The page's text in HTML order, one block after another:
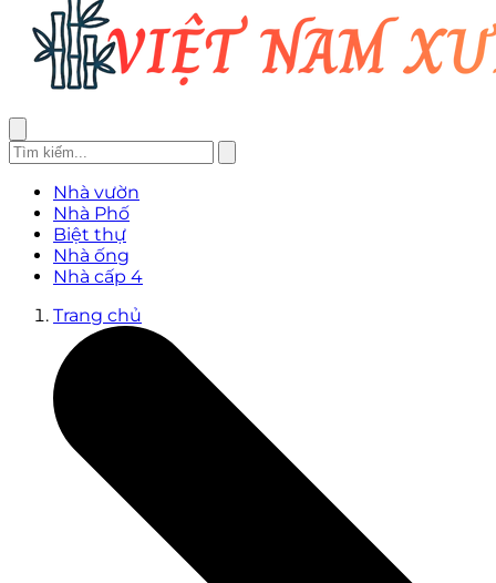
Nhà vườn
Nhà Phố
Biệt thự
Nhà ống
Nhà cấp 4
Trang chủ